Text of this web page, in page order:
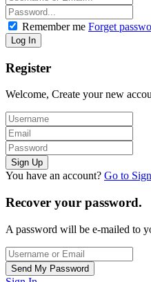
Remember me Forget
Register
Welcome, Create your new
You have an account? Go to
Recover your password.
A password will be e-mailed to